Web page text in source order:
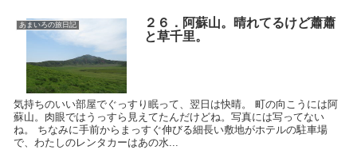
あまいろの旅日記
２６．阿蘇山。晴れてるけど蕭蕭
と草千里。
気持ちのいい部屋でぐっすり眠って、翌日は快晴。 町の向こうには阿
蘇山。肉眼ではうっすら見えてたんだけどね。写真には写ってない
ね。 ちなみに手前からまっすぐ伸びる細長い敷地がホテルの駐車場
で、わたしのレンタカーはあの水...